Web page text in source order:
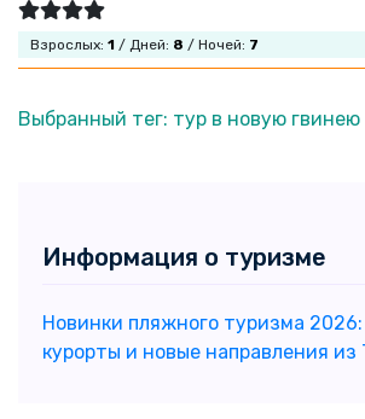
Взрослых: 1 / Дней: 8 / Ночей: 7
Выбранный тег: тур в новую гвинею
Информация о туризме
Новинки пляжного туризма
курорты и новые направления из